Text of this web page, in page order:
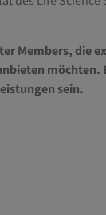
Members, die
möchten.
sein.